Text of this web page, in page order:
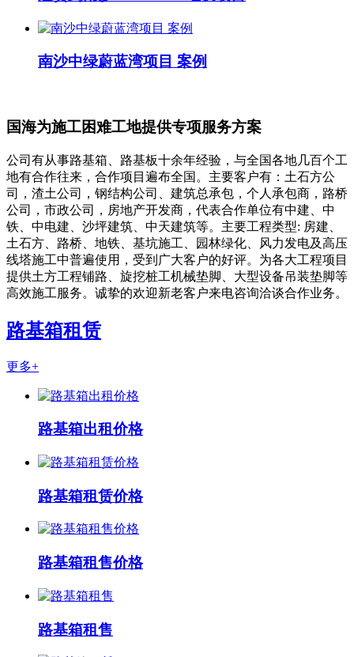
南沙中绿蔚蓝湾项目 案例
国海为施工困难工地提供专项服务方案
公司有从事路基箱、路基板十余年经验，与全国各地几百个工
地有合作往来，合作项目遍布全国。主要客户有：土石方公
司，渣土公司，钢结构公司、建筑总承包，个人承包商，路桥
公司，市政公司，房地产开发商，代表合作单位有中建、中
铁、中电建、沙坪建筑、中天建筑等。主要工程类型: 房建、
土石方、路桥、地铁、基坑施工、园林绿化、风力发电及高压
线塔施工中普遍使用，受到广大客户的好评。为各大工程项目
提供土方工程铺路、旋挖桩工机械垫脚、大型设备吊装垫脚等
高效施工服务。诚挚的欢迎新老客户来电咨询洽谈合作业务。
路基箱租赁
更多+
路基箱出租价格
路基箱租赁价格
路基箱租售价格
路基箱租售